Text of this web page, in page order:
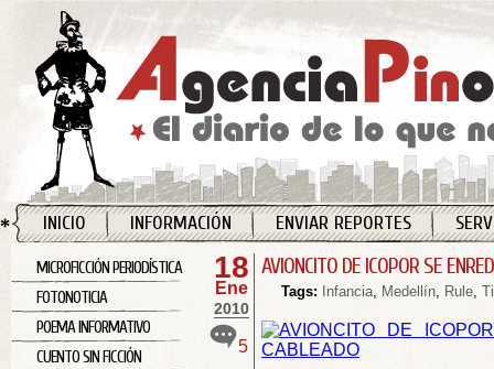
INICIO INFORMACIÓN ENVIAR REPORTES
MICROFICCIÓN PERIODÍSTICA
FOTONOTICIA
POEMA INFORMATIVO
CUENTO SIN FICCIÓN
18
Ene
2010
5
AVIONCITO DE ICOPOR SE
Tags: Infancia, Medellín, Rule,